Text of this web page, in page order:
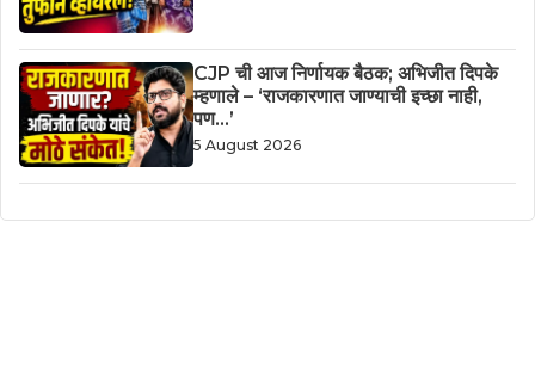
CJP ची आज निर्णायक बैठक; अभिजीत दिपके
म्हणाले – ‘राजकारणात जाण्याची इच्छा नाही,
पण…’
5 August 2026